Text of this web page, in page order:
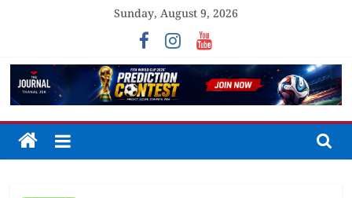
Sunday, August 9, 2026
The